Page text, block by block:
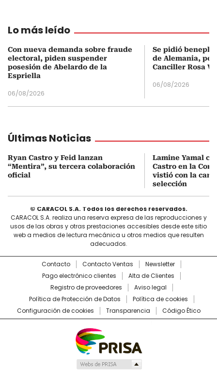
Lo más leído
Con nueva demanda sobre fraude
electoral, piden suspender
posesión de Abelardo de la
Espriella
06/08/2026
Se pidió
de Alemania,
Canciller Rosa
06/08/2026
Últimas Noticias
Ryan Castro y Feid lanzan
“Mentira”, su tercera colaboración
oficial
Lamine Yamal
Castro en la
vistió con la
selección
© CARACOL S.A. Todos los derechos reservados.
CARACOL S.A. realiza una reserva expresa de las reproducciones y
usos de las obras y otras prestaciones accesibles desde este sitio
web a medios de lectura mecánica u otros medios que resulten
adecuados.
Contacto Contacto Ventas
Newsletter
Pago electrónico clientes
Alta de Clientes
Registro de proveedores
Aviso legal
Política de Protección de Datos
Política de cookies
Configuración de cookies
Transparencia Código Ético